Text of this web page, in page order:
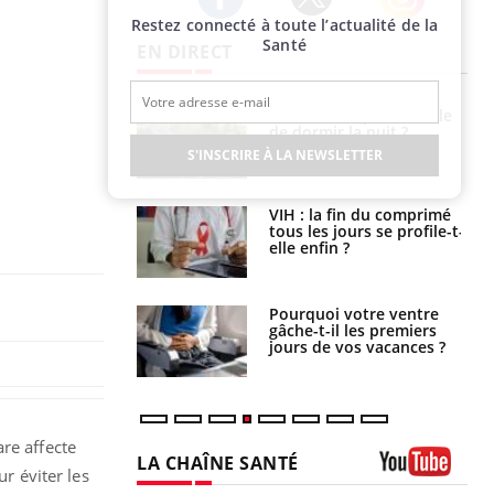
affecte
éviter les
Facebook Twitter Instagram
de dormir la nuit ?
VIH : la fin du comprimé
tous les jours se profile-t-
elle enfin ?
Pourquoi votre ventre
gâche-t-il les premiers
jours de vos vacances ?
LA CHAÎNE SANTÉ
Restez connecté à toute l’actualité de la
Santé
S'INSCRIRE À LA NEWSLETTER